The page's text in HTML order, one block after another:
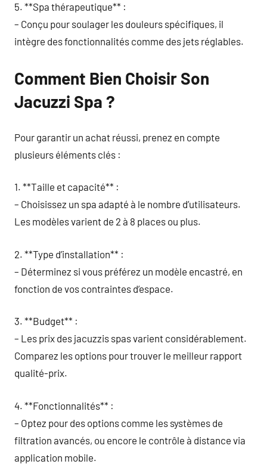
5. **Spa thérapeutique** :
– Conçu pour soulager les douleurs spécifiques, il
intègre des fonctionnalités comme des jets réglables.
Comment Bien Choisir Son
Jacuzzi Spa ?
Pour garantir un achat réussi, prenez en compte
plusieurs éléments clés :
1. **Taille et capacité** :
– Choisissez un spa adapté à le nombre d’utilisateurs.
Les modèles varient de 2 à 8 places ou plus.
2. **Type d’installation** :
– Déterminez si vous préférez un modèle encastré, en
fonction de vos contraintes d’espace.
3. **Budget** :
– Les prix des jacuzzis spas varient considérablement.
Comparez les options pour trouver le meilleur rapport
qualité-prix.
4. **Fonctionnalités** :
– Optez pour des options comme les systèmes de
filtration avancés, ou encore le contrôle à distance via
application mobile.